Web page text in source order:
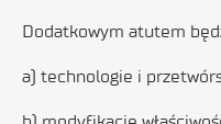
Dodatkowym atutem
a) technologie i